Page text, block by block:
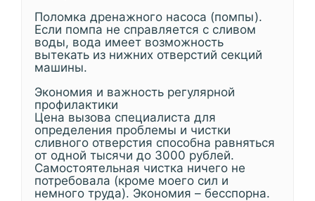
Поломка дренажного насоса (помпы).
Если помпа не справляется с сливом
воды, вода имеет возможность
вытекать из нижних отверстий секций
машины.
Экономия и важность регулярной
профилактики
Цена вызова специалиста для
определения проблемы и чистки
сливного отверстия способна равняться
от одной тысячи до 3000 рублей.
Самостоятельная чистка ничего не
потребовала (кроме моего сил и
немного труда). Экономия – бесспорна.